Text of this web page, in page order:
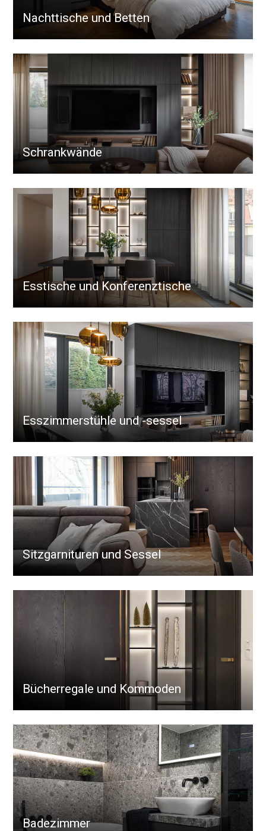
Nachttische und Betten
Schrankwände
Esstische und Konferenztische
Esszimmerstühle und -sessel
Sitzgarnituren und Sessel
Bücherregale und Kommoden
Badezimmer